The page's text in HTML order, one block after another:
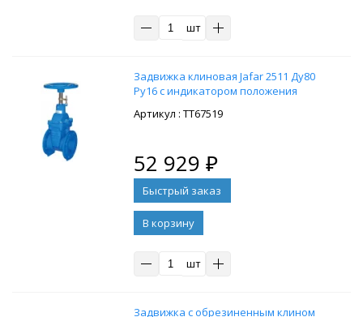
шт
Задвижка клиновая Jafar 2511 Ду80
Ру16 с индикатором положения
: ТТ67519
52 929 ₽
В корзину
шт
Задвижка с обрезиненным клином